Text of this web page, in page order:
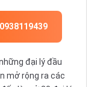
đại lý đầu
mở rộng ra các